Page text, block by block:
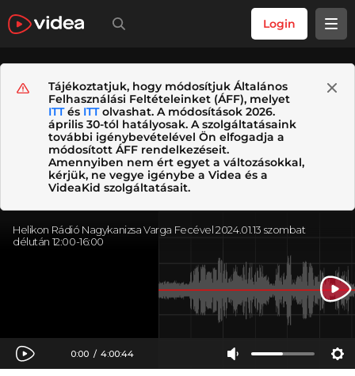
Login
Tájékoztatjuk, hogy módosítjuk Általános
Felhasználási Feltételeinket (ÁFF), melyet
ITTés ITTolvashat. A módosítások 2026.
április 30-tól hatályosak. A szolgáltatásaink
további igénybevételével Ön elfogadja a
módosított ÁFF rendelkezéseit.
Amennyiben nem ért egyet a változásokkal,
kérjük, ne vegye igénybe a Videa és a
VideaKid szolgáltatásait.